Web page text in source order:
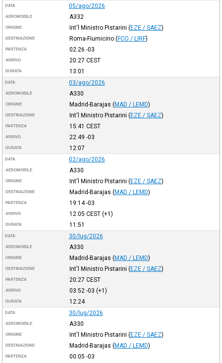
DATA 05/ago/2026
AEROMOBILE A332
ORIGINE Int'l Ministro Pistarini (EZE / SAEZ)
DESTINAZIONE Roma-Fiumicino (FCO / LIRF)
PARTENZA 02:26 -03
ARRIVO 20:27 CEST
DURATA 13:01
DATA 03/ago/2026
AEROMOBILE A330
ORIGINE Madrid-Barajas (MAD / LEMD)
DESTINAZIONE Int'l Ministro Pistarini (EZE / SAEZ)
PARTENZA 15:41 CEST
ARRIVO 22:49 -03
DURATA 12:07
DATA 02/ago/2026
AEROMOBILE A330
ORIGINE Int'l Ministro Pistarini (EZE / SAEZ)
DESTINAZIONE Madrid-Barajas (MAD / LEMD)
PARTENZA 19:14-03
ARRIVO 12:05 CEST(+1)
DURATA 11:51
DATA 30/lug/2026
AEROMOBILE A330
ORIGINE Madrid-Barajas (MAD / LEMD)
DESTINAZIONE Int'l Ministro Pistarini (EZE / SAEZ)
PARTENZA 20:27 CEST
ARRIVO 03:52 -03 (+1)
DURATA 12:24
DATA 30/lug/2026
AEROMOBILE A330
ORIGINE Int'l Ministro Pistarini (EZE / SAEZ)
DESTINAZIONE Madrid-Barajas (MAD / LEMD)
PARTENZA 00:05 -03